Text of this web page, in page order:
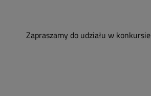
Zapraszamy do udziału w konkursie